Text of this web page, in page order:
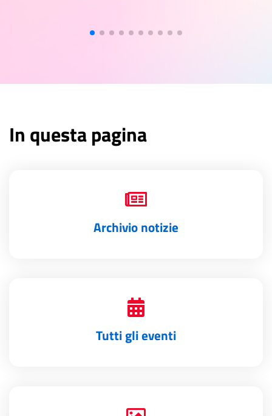
In questa pagina
Archivio notizie
Tutti gli eventi